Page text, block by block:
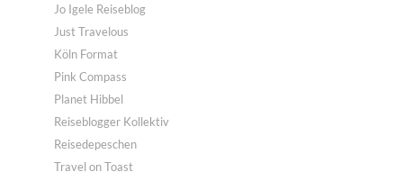
Jo Igele Reiseblog
Just Travelous
Köln Format
Pink Compass
Planet Hibbel
Reiseblogger Kollektiv
Reisedepeschen
Travel on Toast